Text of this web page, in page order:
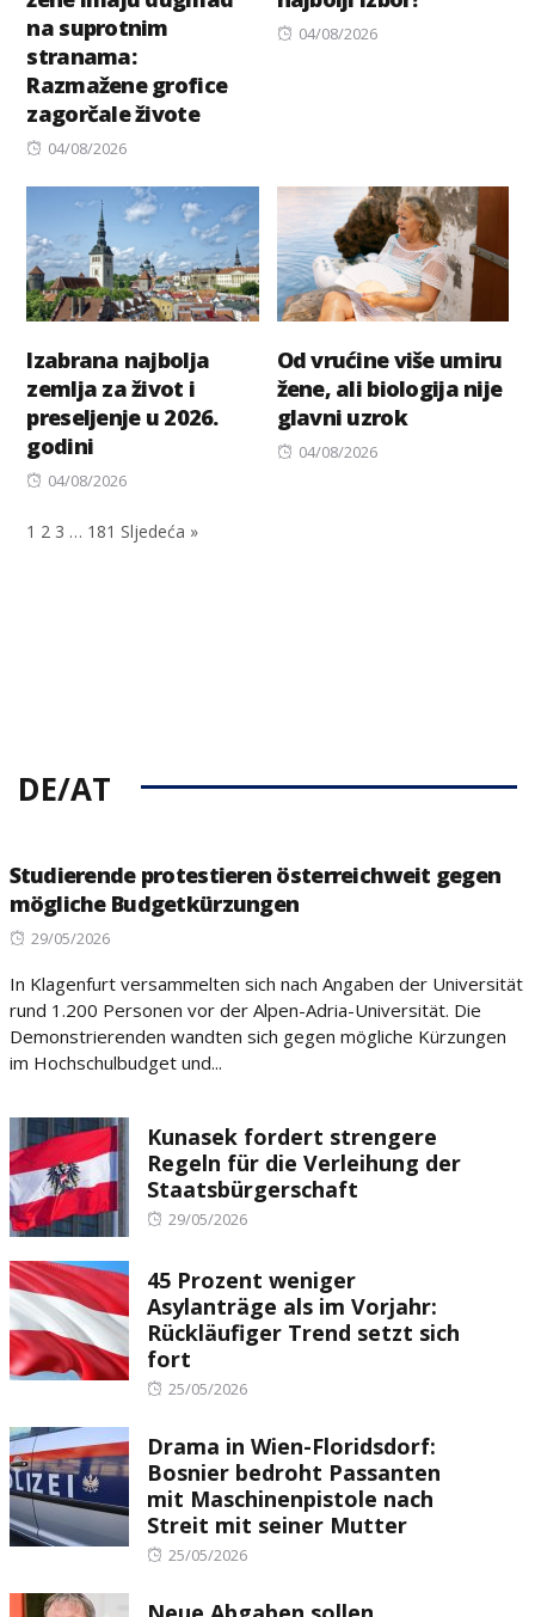
na suprotnim
stranama:
Razmažene grofice
zagorčale živote
Posted
04/08/2026
Posted
04/08/2026
Izabrana najbolja
zemlja za život i
preseljenje u 2026.
godini
Posted
04/08/2026
Od vrućine više umiru
žene, ali biologija nije
glavni uzrok
Posted
04/08/2026
1 2 3 … 181 Sljedeća »
DE/AT
Studierende protestieren österreichweit gegen
mögliche Budgetkürzungen
Posted
29/05/2026
In Klagenfurt versammelten sich nach Angaben der Universität
rund 1.200 Personen vor der Alpen-Adria-Universität. Die
Demonstrierenden wandten sich gegen mögliche Kürzungen
im Hochschulbudget und...
Kunasek fordert strengere
Regeln für die Verleihung der
Staatsbürgerschaft
Posted
29/05/2026
45 Prozent weniger
Asylanträge als im Vorjahr:
Rückläufiger Trend setzt sich
fort
Posted
25/05/2026
Drama in Wien-Floridsdorf:
Bosnier bedroht Passanten
mit Maschinenpistole nach
Streit mit seiner Mutter
Posted
25/05/2026